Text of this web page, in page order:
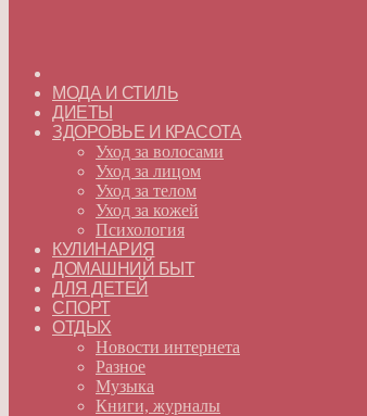
МОДА И СТИЛЬ
ДИЕТЫ
ЗДОРОВЬЕ И КРАСОТА
Уход за волосами
Уход за лицом
Уход за телом
Уход за кожей
Психология
КУЛИНАРИЯ
ДОМАШНИЙ БЫТ
ДЛЯ ДЕТЕЙ
СПОРТ
ОТДЫХ
Новости интернета
Разное
Музыка
Книги, журналы